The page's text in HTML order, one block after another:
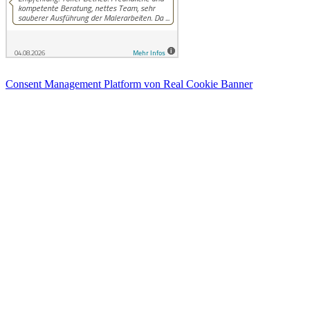
Consent Management Platform von Real Cookie Banner